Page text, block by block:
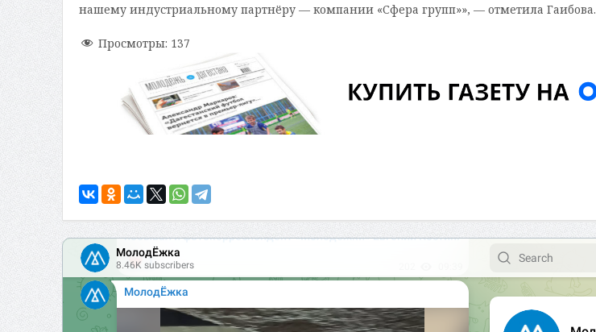
нашему индустриальному партнёру — компании «Сфера групп»», — отметила Гаибова.
Просмотры: 137